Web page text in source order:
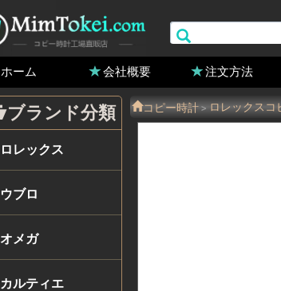
ホーム 会社概要 注文方法
コピー時計 > ロレックスコ
ブランド分類
ロレックス
ウブロ
オメガ
カルティエ